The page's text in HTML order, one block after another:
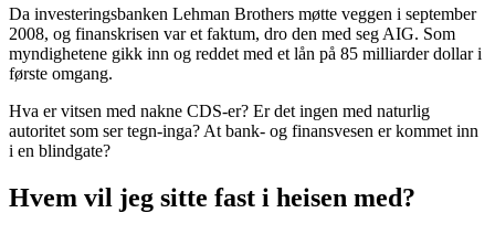
Da investeringsbanken Lehman Brothers møtte veggen i september
2008, og finanskrisen var et faktum, dro den med seg AIG. Som
myndighetene gikk inn og reddet med et lån på 85 milliarder dollar i
første omgang.
Hva er vitsen med nakne CDS-er? Er det ingen med naturlig
autoritet som ser tegn-inga? At bank- og finansvesen er kommet inn
i en blindgate?
Hvem vil jeg sitte fast i heisen med?